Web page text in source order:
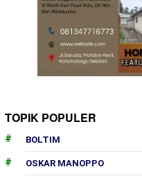
TOPIK POPULER
BOLTIM
OSKAR MANOPPO